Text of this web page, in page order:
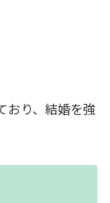
おり、結婚を強